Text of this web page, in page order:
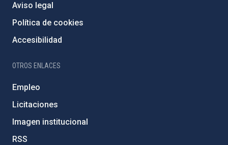
Aviso legal
Política de cookies
Accesibilidad
OTROS ENLACES
Empleo
Licitaciones
Imagen institucional
RSS